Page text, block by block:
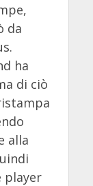
da
ha
di ciò
alla
player